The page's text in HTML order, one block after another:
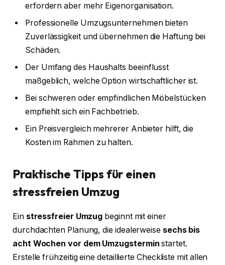
erfordern aber mehr Eigenorganisation.
Professionelle Umzugsunternehmen bieten
Zuverlässigkeit und übernehmen die Haftung bei
Schäden.
Der Umfang des Haushalts beeinflusst
maßgeblich, welche Option wirtschaftlicher ist.
Bei schweren oder empfindlichen Möbelstücken
empfiehlt sich ein Fachbetrieb.
Ein Preisvergleich mehrerer Anbieter hilft, die
Kosten im Rahmen zu halten.
Praktische Tipps für einen
stressfreien Umzug
Ein stressfreier Umzug beginnt mit einer
durchdachten Planung, die idealerweise sechs bis
acht Wochen vor dem Umzugstermin startet.
Erstelle frühzeitig eine detaillierte Checkliste mit allen